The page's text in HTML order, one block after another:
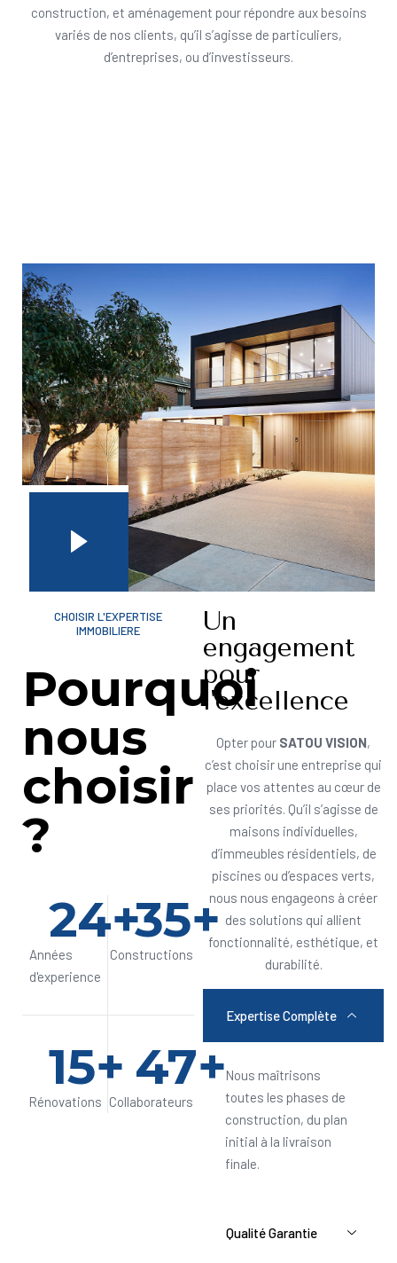
construction, et aménagement pour répondre aux besoins
variés de nos clients, qu’il s’agisse de particuliers,
d’entreprises, ou d’investisseurs.
CHOISIR L'EXPERTISE
IMMOBILIERE
Pourquoi
nous
choisir
?
Années
d'experience
24+
Constructions
35+
Rénovations
15+
Collaborateurs
47+
Un
engagement
pour
l'excellence
Opter pour SATOU VISION,
c’est choisir une entreprise qui
place vos attentes au cœur de
ses priorités. Qu’il s’agisse de
maisons individuelles,
d’immeubles résidentiels, de
piscines ou d’espaces verts,
nous nous engageons à créer
des solutions qui allient
fonctionnalité, esthétique, et
durabilité.
Expertise Complète
Nous maîtrisons
toutes les phases de
construction, du plan
initial à la livraison
finale.
Qualité Garantie